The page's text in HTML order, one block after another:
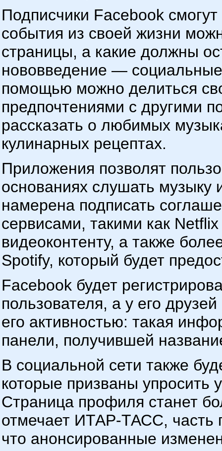
Подписчики Facebook
события из своей жизни
страницы, а какие должны
нововведение —
помощью можно делиться
предпочтениями с другими
рассказать о любимых
кулинарных рецептах.
Приложения позволят
основаниях слушать
намерена подписать
сервисами, такими как
видеоконтенту, а также
Spotify, который будет
Facebook будет
пользователя, а у его
его активностью: такая
панели, получившей
В социальной сети также
которые призваны упросить
Страница профиля станет
отмечает ИТАР-ТАСС, часть
что анонсированные